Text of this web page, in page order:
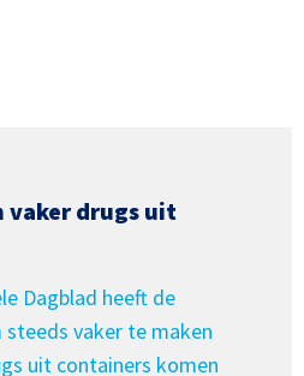
vaker drugs uit
Dagblad heeft de
vaker te maken
uit containers komen